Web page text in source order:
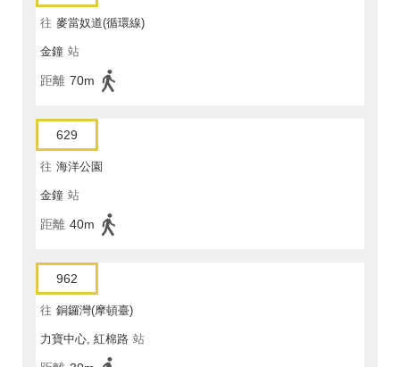
往 麥當奴道(循環線)
金鐘 站
距離 70m
629
往 海洋公園
金鐘 站
距離 40m
962
往 銅鑼灣(摩頓臺)
力寶中心, 紅棉路 站